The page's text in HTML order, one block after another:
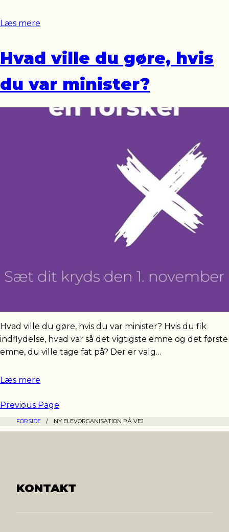
Læs mere
Hvad ville du gøre, hvis
du var minister?
Hvad ville du gøre, hvis du var minister? Hvis du fik
indflydelse, hvad var så det vigtigste emne og det første
emne, du ville tage fat på? Der er valg…
Læs mere
Previous Page
FORSIDE / NY ELEVORGANISATION PÅ VEJ
KONTAKT